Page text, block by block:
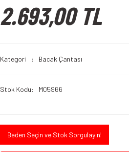
2.693,00 TL
Kategori Bacak Çantası
Stok Kodu M05966
Beden Seçin ve Stok Sorgulayın!